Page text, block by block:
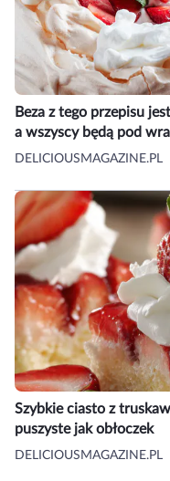
Beza z tego przepisu
a wszyscy będą pod
DELICIOUSMAGAZINE.PL
Szybkie ciasto z
puszyste jak obłoczek
DELICIOUSMAGAZINE.PL